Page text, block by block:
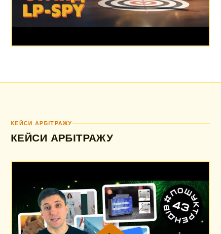
КЕЙСИ АРБІТРАЖУ
КЕЙСИ АРБІТРАЖУ